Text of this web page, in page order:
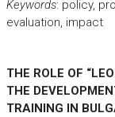
Keywords: policy,
evaluation, impact
THE ROLE OF
THE
TRAINING IN